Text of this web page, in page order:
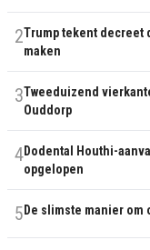
2Trump tekent decreet
maken
3Tweeduizend
Ouddorp
4Dodental Houthi-
opgelopen
5 De slimste manier